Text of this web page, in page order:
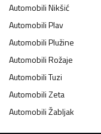
AutomobiliNikšić
AutomobiliPlav
AutomobiliPlužine
AutomobiliRožaje
AutomobiliTuzi
AutomobiliZeta
AutomobiliŽabljak